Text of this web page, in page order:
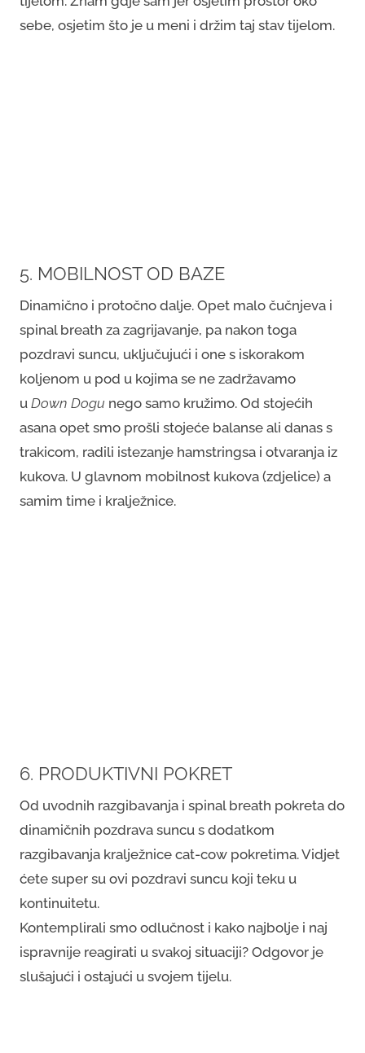
sebe, osjetim što je u meni i držim taj stav tijelom.
5. MOBILNOST OD BAZE
Dinamično i protočno dalje. Opet malo čučnjeva i
spinal breath za zagrijavanje, pa nakon toga
pozdravi suncu, uključujući i one s iskorakom
koljenom u pod u kojima se ne zadržavamo
u Down Dogu nego samo kružimo. Od stojećih
asana opet smo prošli stojeće balanse ali danas s
trakicom, radili istezanje hamstringsa i otvaranja iz
kukova. U glavnom mobilnost kukova (zdjelice) a
samim time i kralježnice.
6. PRODUKTIVNI POKRET
Od uvodnih razgibavanja i spinal breath pokreta do
dinamičnih pozdrava suncu s dodatkom
razgibavanja kralježnice cat-cow pokretima. Vidjet
ćete super su ovi pozdravi suncu koji teku u
kontinuitetu.
Kontemplirali smo odlučnost i kako najbolje i naj
ispravnije reagirati u svakoj situaciji? Odgovor je
slušajući i ostajući u svojem tijelu.